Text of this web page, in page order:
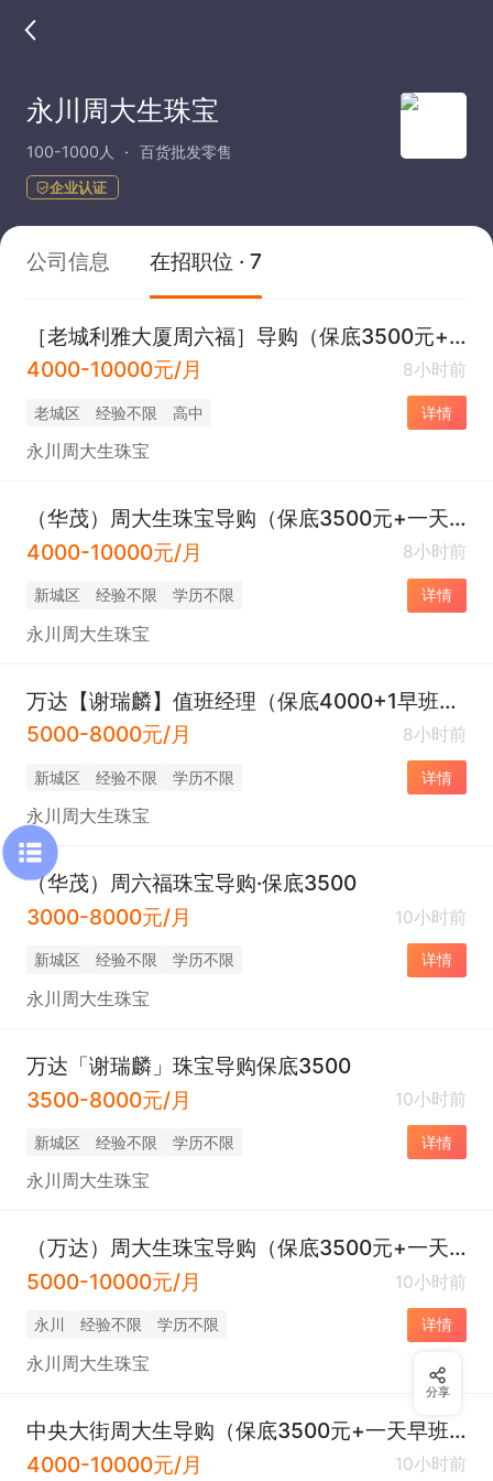
永川周大生珠宝
100-1000人 百货批发零售
企业认证
公司信息 在招职位 · 7
［老城利雅大厦周六福］导购（保底3500元+上半天休半天+月假+五险）
4000-10000元/月
8小时前
老城区 经验不限 高中 详情
永川周大生珠宝
（华茂）周大生珠宝导购（保底3500元+一天早班一天晚班+五险）
4000-10000元/月
8小时前
新城区 经验不限 学历不限 详情
永川周大生珠宝
万达【谢瑞麟】值班经理（保底4000+1早班一天晚班➕五险）
5000-8000元/月
8小时前
新城区 经验不限 学历不限 详情
永川周大生珠宝
（华茂）周六福珠宝导购·保底3500
3000-8000元/月
10小时前
新城区 经验不限 学历不限 详情
永川周大生珠宝
万达「谢瑞麟」珠宝导购保底3500
3500-8000元/月
10小时前
新城区 经验不限 学历不限 详情
永川周大生珠宝
（万达）周大生珠宝导购（保底3500元+一天早班一天晚班+五险）
5000-10000元/月
10小时前
永川 经验不限 学历不限 详情
永川周大生珠宝
中央大街周大生导购（保底3500元+一天早班一天晚班+五险）
4000-10000元/月
10小时前
分享